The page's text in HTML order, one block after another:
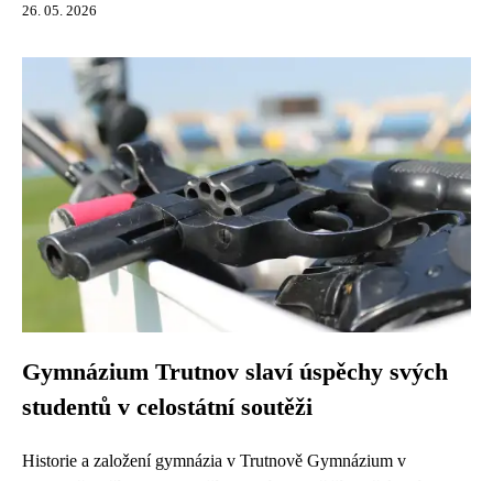
26. 05. 2026
Gymnázium Trutnov slaví úspěchy svých
studentů v celostátní soutěži
Historie a založení gymnázia v Trutnově Gymnázium v